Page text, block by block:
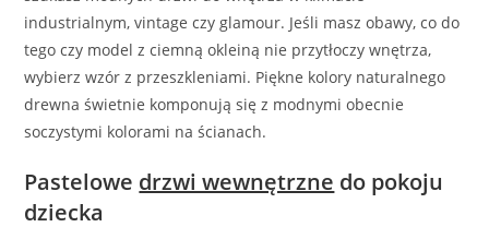
industrialnym, vintage czy glamour. Jeśli masz obawy, co do
tego czy model z ciemną okleiną nie przytłoczy wnętrza,
wybierz wzór z przeszkleniami. Piękne kolory naturalnego
drewna świetnie komponują się z modnymi obecnie
soczystymi kolorami na ścianach.
Pastelowe drzwi wewnętrzne do pokoju
dziecka